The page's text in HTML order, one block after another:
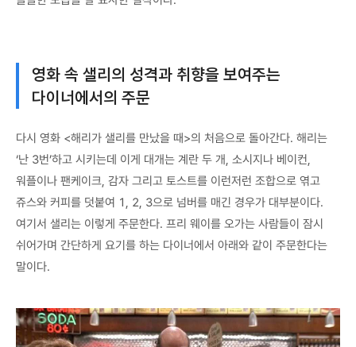
영화 속 샐리의 성격과 취향을 보여주는
다이너에서의 주문
다시 영화 <해리가 샐리를 만났을 때>의 처음으로 돌아간다. 해리는
‘난 3번’하고 시키는데 이게 대개는 계란 두 개, 소시지나 베이컨,
워플이나 팬케이크, 감자 그리고 토스트를 이런저런 조합으로 엮고
쥬스와 커피를 덧붙여 1, 2, 3으로 넘버를 매긴 경우가 대부분이다.
여기서 샐리는 이렇게 주문한다. 프리 웨이를 오가는 사람들이 잠시
쉬어가며 간단하게 요기를 하는 다이너에서 아래와 같이 주문한다는
말이다.